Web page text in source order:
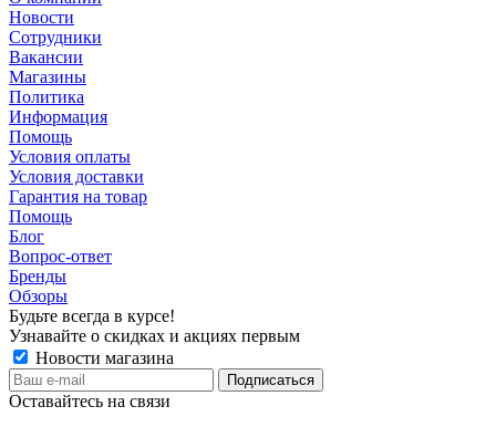
Новости
Сотрудники
Вакансии
Магазины
Политика
Информация
Помощь
Условия оплаты
Условия доставки
Гарантия на товар
Помощь
Блог
Вопрос-ответ
Бренды
Обзоры
Будьте всегда в курсе!
Узнавайте о скидках и акциях первым
Новости магазина
Оставайтесь на связи